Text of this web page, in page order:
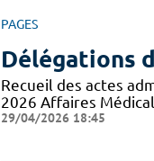
PAGES
Délégations
Recueil des actes
2026 Affaires
29/04/2026 18:45